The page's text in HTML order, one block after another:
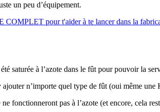
un peu d’équipement.
COMPLET pour t'aider à te lancer dans la
saturée à l’azote dans le fût pour pouvoir la
n’importe quel type de fût (oui même une
fonctionneront pas à l’azote (et encore, cela